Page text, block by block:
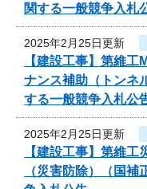
関する一般競争入札
2025年2月25日更新
【建設工事】第維
ナンス補助（トンネ
する一般競争入札公
2025年2月25日更新
【建設工事】第維
（災害防除）（国